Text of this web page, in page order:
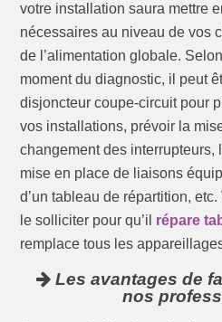
votre installation saura mettre
nécessaires au niveau de vos
de l’alimentation globale.
moment du diagnostic, il peut
disjoncteur coupe-circuit pour
vos installations, prévoir la
changement des interrupteurs,
mise en place de liaisons
d’un tableau de répartition,
le solliciter pour qu’il répare
remplace tous les
Les avantages de
nos